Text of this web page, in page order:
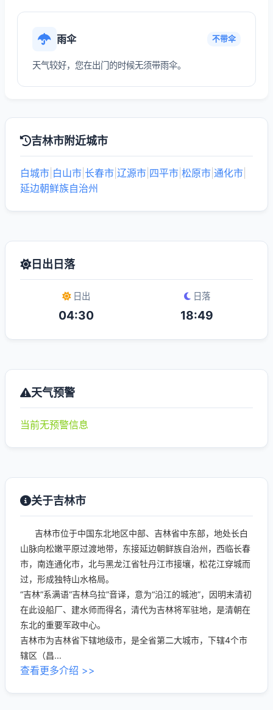
雨伞 不带伞
天气较好，您在出门的时候无须带雨伞。
吉林市附近城市
白城市 白山市 长春市 辽源市 四平市 松原市 通化市
延边朝鲜族自治州
日出日落
日出
04:30
日落
18:49
天气预警
当前无预警信息
关于吉林市
吉林市位于中国东北地区中部、吉林省中东部，地处长白
山脉向松嫩平原过渡地带，东接延边朝鲜族自治州，西临长春
市，南连通化市，北与黑龙江省牡丹江市接壤，松花江穿城而
过，形成独特山水格局。
“吉林”系满语“吉林乌拉”音译，意为“沿江的城池”，因明末清初
在此设船厂、建水师而得名，清代为吉林将军驻地，是清朝在
东北的重要军政中心。
吉林市为吉林省下辖地级市，是全省第二大城市，下辖4个市
辖区（昌...
查看更多介绍 >>